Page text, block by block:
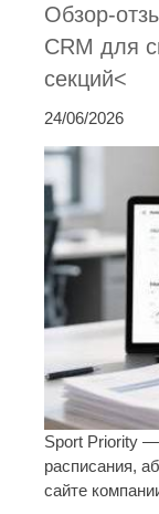
Обзор-
CRM для
секций<
24/06/2026
Sport Priority —
расписания,
сайте